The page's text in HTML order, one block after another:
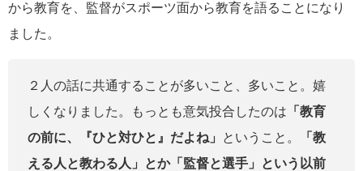
から教育を、監督がスポーツ面から教育を語ることになり
ました。
２人の話に共通することが多いこと、多いこと。嬉
しくなりました。もっとも意気投合したのは 「教育
の前に、『ひと対ひと』だよね」
ということ。
「教
える人と教わる人」とか「監督と選手」という以前